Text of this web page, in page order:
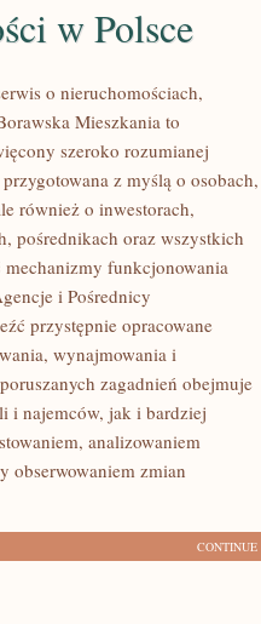
w Polsce
o nieruchomościach,
Mieszkania to
szeroko rozumianej
z myślą o osobach,
również o inwestorach,
pośrednikach oraz wszystkich
funkcjonowania
i Pośrednicy
przystępnie opracowane
wynajmowania i
zagadnień obejmuje
i najemców, jak i bardziej
analizowaniem
obserwowaniem zmian
CONTINUE